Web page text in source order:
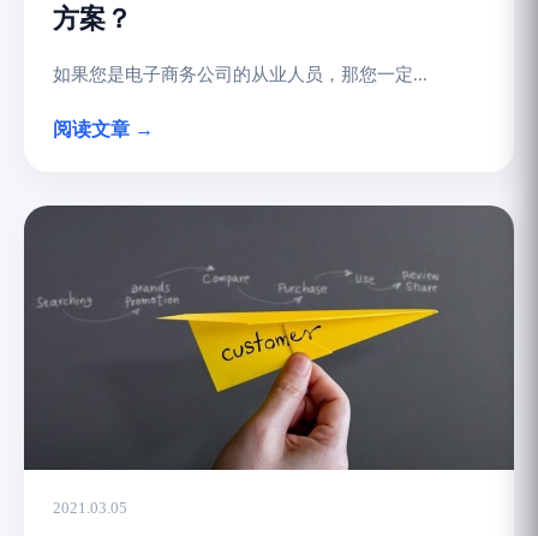
方案？
如果您是电子商务公司的从业人员，那您一定...
阅读文章 →
2021.03.05